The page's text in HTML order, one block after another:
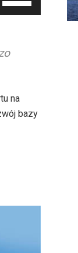
strzałek
oraz
aby
zwiększyć
na
bazy